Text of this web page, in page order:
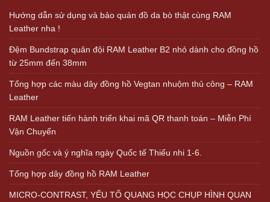
Hướng dẫn sử dụng và bảo quản đồ da bò thật cùng RAM
Leather nha !
Đệm Bundstrap quân đội RAM Leather B2 nhỏ dành cho đồng hồ
từ 25mm đến 38mm
Tổng hợp các màu dây đồng hồ Vegtan nhuộm thủ công – RAM
Leather
RAM Leather tiến hành triển khai mã QR thanh toán – Miễn Phí
Vận Chuyển
Nguồn gốc và ý nghĩa ngày Quốc tế Thiếu nhi 1-6.
Tổng hợp dây đồng hồ RAM Leather
MICRO-CONTRAST, YẾU TỐ QUANG HỌC CHỤP HÌNH QUAN